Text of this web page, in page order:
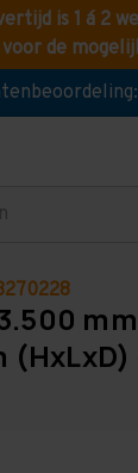
is 1 á 2
de
mm